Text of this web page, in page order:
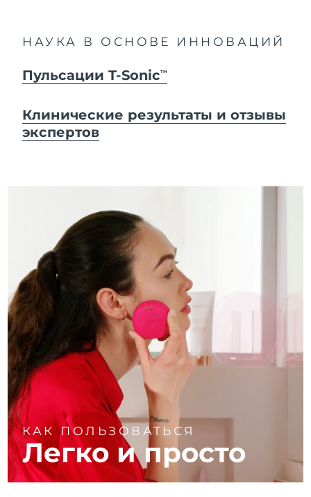
НАУКА В ОСНОВЕ ИННОВАЦИЙ
Пульсации T-SonicTM
Клинические результаты и отзывы
экспертов
КАК ПОЛЬЗОВАТЬСЯ
Легко и просто